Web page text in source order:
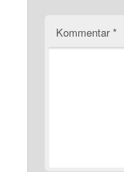
Kommentar*